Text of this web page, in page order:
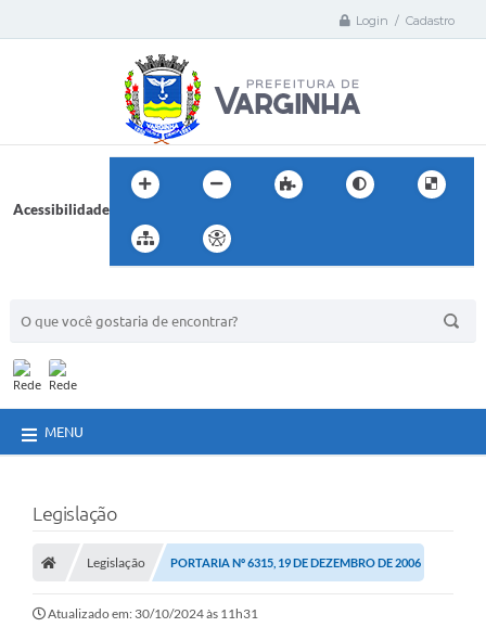
Login / Cadastro
Acessibilidade
MENU
Legislação
Legislação PORTARIA Nº 6315, 19 DE DEZEMBRO DE 2006
Atualizado em: 30/10/2024 às 11h31